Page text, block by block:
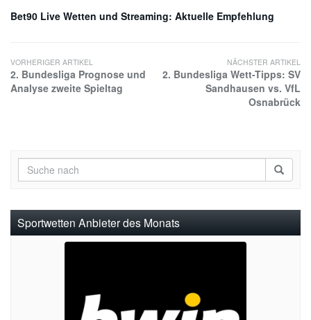
Bet90 Live Wetten und Streaming: Aktuelle Empfehlung
VORHERIGER ARTIKEL
2. Bundesliga Prognose und
Analyse zweite Spieltag
NÄCHSTER ARTIKEL
2. Bundesliga Wett-Tipps: SV
Sandhausen vs. VfL
Osnabrück
Sportwetten Anbieter des Monats